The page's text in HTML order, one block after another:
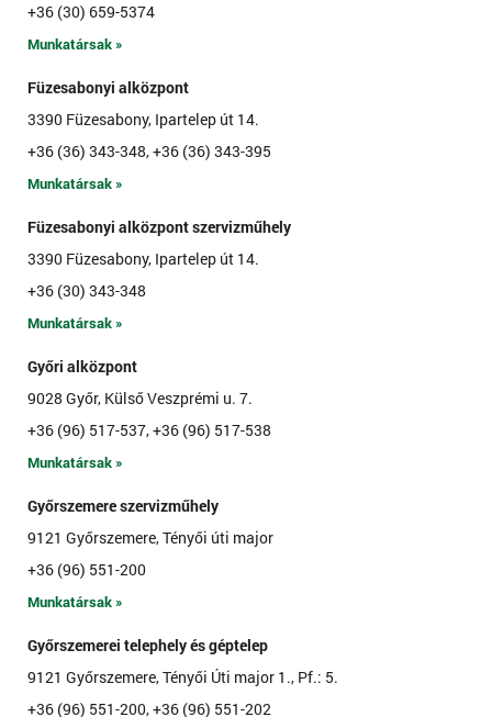
+36 (30) 659-5374
Munkatársak »
Füzesabonyi alközpont
3390 Füzesabony, Ipartelep út 14.
+36 (36) 343-348, +36 (36) 343-395
Munkatársak »
Füzesabonyi alközpont szervizműhely
3390 Füzesabony, Ipartelep út 14.
+36 (30) 343-348
Munkatársak »
Győri alközpont
9028 Győr, Külső Veszprémi u. 7.
+36 (96) 517-537, +36 (96) 517-538
Munkatársak »
Győrszemere szervizműhely
9121 Győrszemere, Tényői úti major
+36 (96) 551-200
Munkatársak »
Győrszemerei telephely és géptelep
9121 Győrszemere, Tényői Úti major 1., Pf.: 5.
+36 (96) 551-200, +36 (96) 551-202